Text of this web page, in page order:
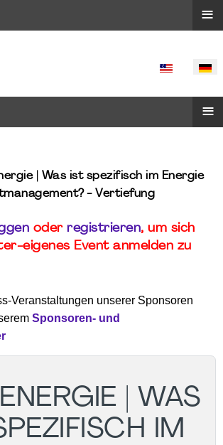
SPRACHE
≡
| Was ist spezifisch im Energie
- Vertiefung
oder registrieren, um sich
eigenes Event anmelden zu
Veranstaltungen unserer Sponsoren
Sponsoren- und
| WAS
IM
≡